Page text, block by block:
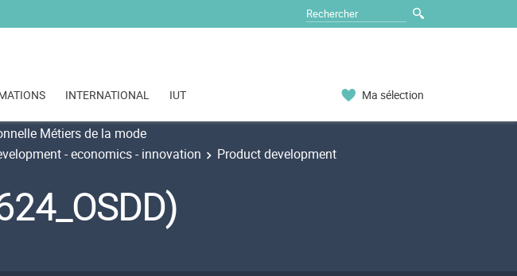
INTERNATIONAL IUT Ma sélection
Métiers de la mode
- economics - innovation Product development